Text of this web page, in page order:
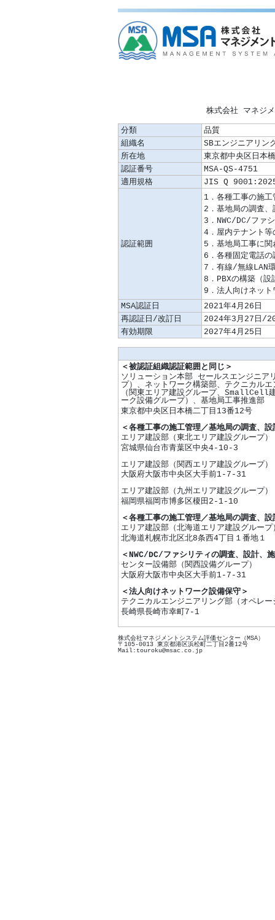
株式会社 マネジ
分類
品質
組織名
SBエンジニアリン
所在地
東京都中央区日本
認証番号
MSA-QS-4751
適用規格
JIS Q
認証範囲
MSA認証日
2021年4月26日
再認証日/改訂日
2024年3月27日/
有効期限
2027年4月25日
＜被認証組織認証範囲と同じ＞
ソリューション本部 セールスエンジニア
プ）、ネットワーク構築部、テクニカル
（関東エリア建設グループ、SmallCell
ーク設備グループ）、基地局工事推進部
東京都中央区日本橋二丁目13番12号
＜各種工事の施工管理／基地局の調査、設
エリア建設部（東北エリア建設グループ）
宮城県仙台市青葉区中央4-10-3
エリア建設部（関西エリア建設グループ）
大阪府大阪市中央区大手前1-7-31
エリア建設部（九州エリア建設グループ）
福岡県福岡市博多区榎田2-1-10
＜各種工事の施工管理／基地局の調査、
エリア建設部（北海道エリア建設グループ
北海道札幌市北区北8条西4丁目１番地１
＜NWC/DC/ファシリティの調査、設計、
センター設備部（関西設備グループ）
大阪府大阪市中央区大手前1-7-31
＜法人向けネットワーク設備保守＞
テクニカルエンジニアリング部（オペレ
長崎県長崎市幸町7-1
株式会社マネジメントシステム評価センター（MSA）
〒105-0013 東京都港区浜松町二丁目2番12号
Mail:touroku@msac.co.jp